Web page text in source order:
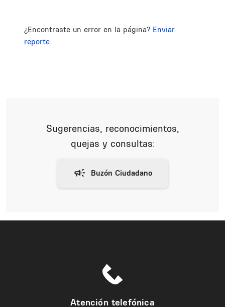
¿Encontraste un error en la página? Enviar
reporte.
Sugerencias, reconocimientos,
quejas y consultas:
Atención telefónica